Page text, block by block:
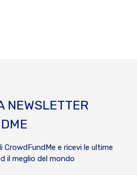
NEWSLETTER
e ricevi le ultime
il meglio del mondo